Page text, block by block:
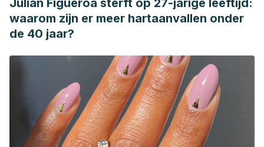
Julián Figueroa sterft op 27-jarige leeftijd:
waarom zijn er meer hartaanvallen onder
de 40 jaar?